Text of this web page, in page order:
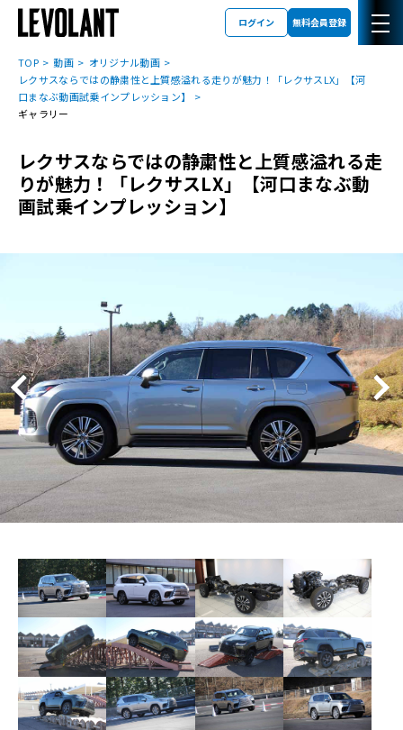
ログイン 無料会員登録
TOP 動画
オリジナル動画
レクサスならではの静粛性と上質感溢れる走りが魅力！「レクサスLX」【河
口まなぶ動画試乗インプレッション】
ギャラリー
レクサスならではの静粛性と上質感溢れる走
りが魅力！「レクサスLX」【河口まなぶ動
画試乗インプレッション】